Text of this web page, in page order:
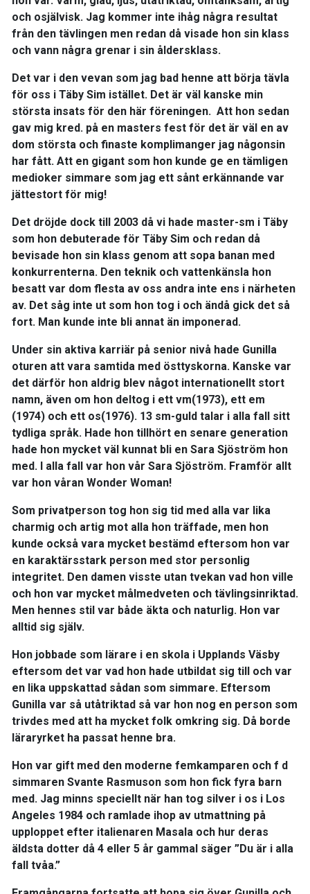
och osjälvisk. Jag kommer inte ihåg några resultat
från den tävlingen men redan då visade hon sin klass
och vann några grenar i sin åldersklass.
Det var i den vevan som jag bad henne att börja tävla
för oss i Täby Sim istället. Det är väl kanske min
största insats för den här föreningen. Att hon sedan
gav mig kred. på en masters fest för det är väl en av
dom största och finaste komplimanger jag någonsin
har fått. Att en gigant som hon kunde ge en tämligen
medioker simmare som jag ett sånt erkännande var
jättestort för mig!
Det dröjde dock till 2003 då vi hade master-sm i Täby
som hon debuterade för Täby Sim och redan då
bevisade hon sin klass genom att sopa banan med
konkurrenterna. Den teknik och vattenkänsla hon
besatt var dom flesta av oss andra inte ens i närheten
av. Det såg inte ut som hon tog i och ändå gick det så
fort. Man kunde inte bli annat än imponerad.
Under sin aktiva karriär på senior nivå hade Gunilla
oturen att vara samtida med östtyskorna. Kanske var
det därför hon aldrig blev något internationellt stort
namn, även om hon deltog i ett vm(1973), ett em
(1974) och ett os(1976). 13 sm-guld talar i alla fall sitt
tydliga språk. Hade hon tillhört en senare generation
hade hon mycket väl kunnat bli en Sara Sjöström hon
med. I alla fall var hon vår Sara Sjöström. Framför allt
var hon våran Wonder Woman!
Som privatperson tog hon sig tid med alla var lika
charmig och artig mot alla hon träffade, men hon
kunde också vara mycket bestämd eftersom hon var
en karaktärsstark person med stor personlig
integritet. Den damen visste utan tvekan vad hon ville
och hon var mycket målmedveten och tävlingsinriktad.
Men hennes stil var både äkta och naturlig. Hon var
alltid sig själv.
Hon jobbade som lärare i en skola i Upplands Väsby
eftersom det var vad hon hade utbildat sig till och var
en lika uppskattad sådan som simmare. Eftersom
Gunilla var så utåtriktad så var hon nog en person som
trivdes med att ha mycket folk omkring sig. Då borde
läraryrket ha passat henne bra.
Hon var gift med den moderne femkamparen och f d
simmaren Svante Rasmuson som hon fick fyra barn
med. Jag minns speciellt när han tog silver i os i Los
Angeles 1984 och ramlade ihop av utmattning på
upploppet efter italienaren Masala och hur deras
äldsta dotter då 4 eller 5 år gammal säger ”Du är i alla
fall tvåa.”